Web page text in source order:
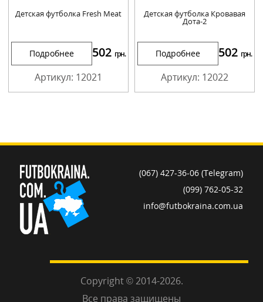
Детская футболка Fresh Meat
Подробнее 502 грн.
Артикул: 12021
Детская футболка Кровавая
Дота-2
Подробнее 502 грн.
Артикул: 12022
(067) 427-36-06 (Telegram)
(099) 762-05-32
info@futbokraina.com.ua
Copyright © 2014-2026.
Все права защищены